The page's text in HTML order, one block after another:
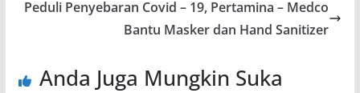
Peduli Penyebaran Covid – 19, Pertamina – Medco
Bantu Masker dan Hand Sanitizer
Anda Juga Mungkin Suka